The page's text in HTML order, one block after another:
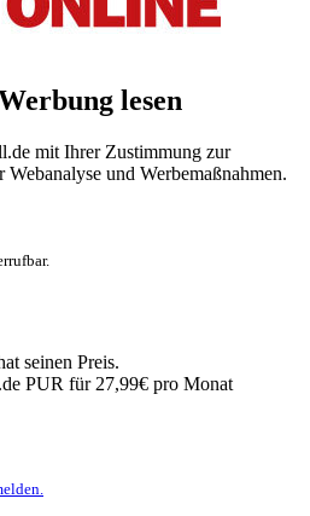
lesen
mit Ihrer Zustimmung zur
und Werbemaßnahmen.
seinen Preis.
PUR für 27,99€ pro Monat